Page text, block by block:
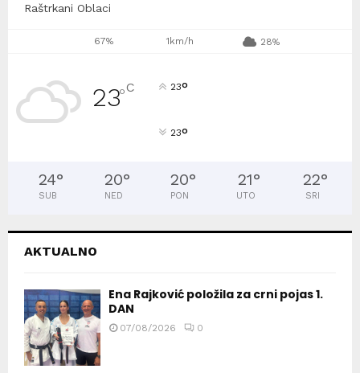
Raštrkani Oblaci
67% 1km/h 28%
23°C 23°
23°
24°
SUB
20°
NED
20°
PON
21°
UTO
22°
SRI
AKTUALNO
Ena Rajković položila za crni pojas 1.
DAN
07/08/2026 0